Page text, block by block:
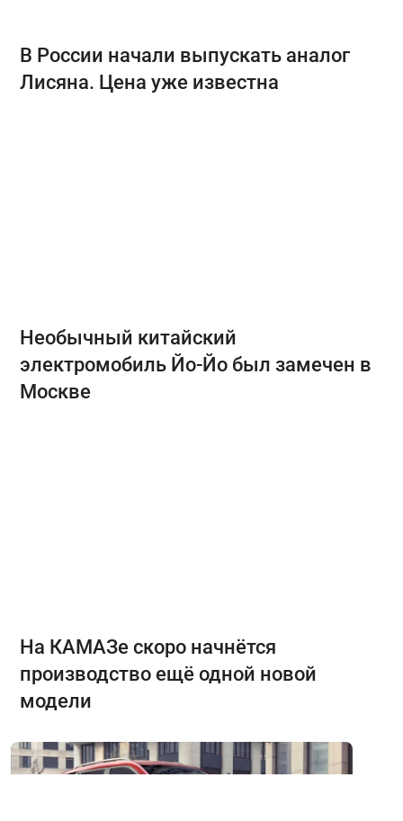
В России начали выпускать аналог
Лисяна. Цена уже известна
Необычный китайский
электромобиль Йо-Йо был замечен в
Москве
На КАМАЗе скоро начнётся
производство ещё одной новой
модели